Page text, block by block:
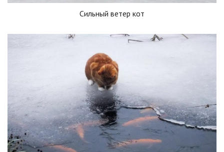
Сильный ветер кот